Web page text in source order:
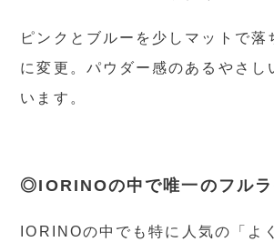
ピンクとブルーを少しマットで落
に変更。パウダー感のあるやさし
います。
◎IORINOの中で唯一のフル
IORINOの中でも特に人気の「よ